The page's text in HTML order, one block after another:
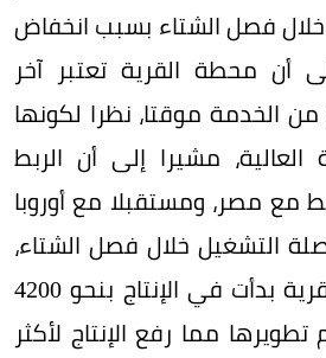
فصل الشتاء بسبب انخفاض
أن محطة القرية تعتبر آخر
الخدمة موقتا، نظرا لكونها
مشيرا إلى أن الربط
مع مصر، ومستقبلا مع أوروبا
التشغيل خلال فصل الشتاء،
مضيفا أن محطة القرية بدأت في الإنتاج بنحو 4200
مما رفع الإنتاج لأكثر